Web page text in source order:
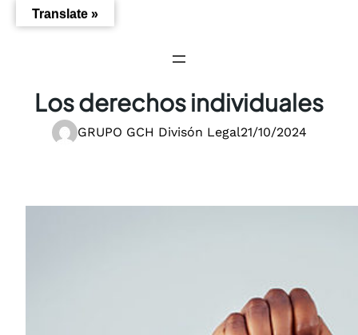
Saltar
Los derechos individuales
GRUPO GCH Divisón Legal21/10/2024
Translate »